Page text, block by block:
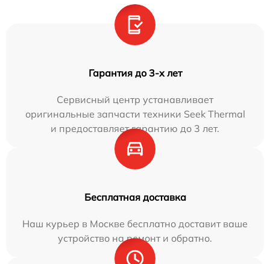
Гарантия до 3-х лет
Сервисный центр устанавливает
оригинальные запчасти техники Seek Thermal
и предоставляет гарантию до 3 лет.
Бесплатная доставка
Наш курьер в Москве бесплатно доставит ваше
устройство на ремонт и обратно.